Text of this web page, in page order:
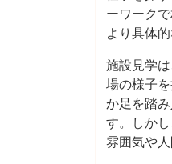
ーワーク
より具体
施設見学
場の様子
か足を踏
す。しか
雰囲気や